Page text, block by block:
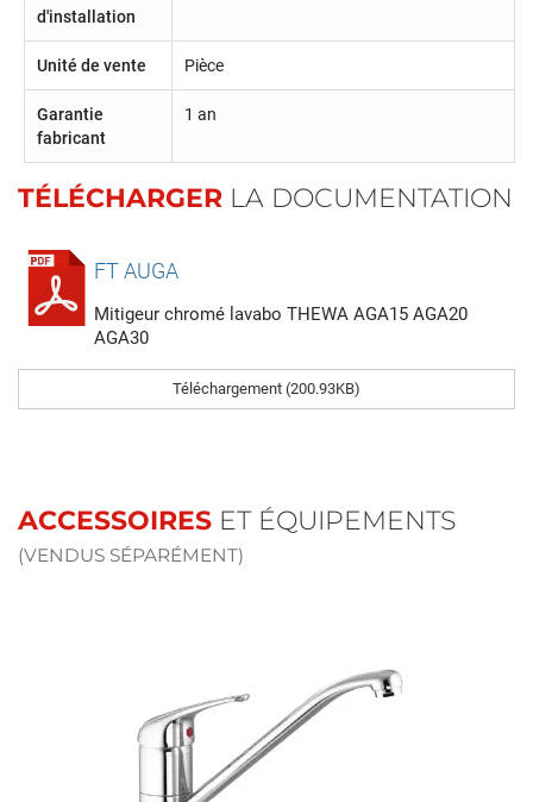
d'installation
Unité de vente Pièce
Garantie
fabricant
1 an
TÉLÉCHARGER LA DOCUMENTATION
FT AUGA
Mitigeur chromé lavabo THEWA AGA15 AGA20
AGA30
Téléchargement (200.93KB)
ACCESSOIRES ET ÉQUIPEMENTS
(VENDUS SÉPARÉMENT)